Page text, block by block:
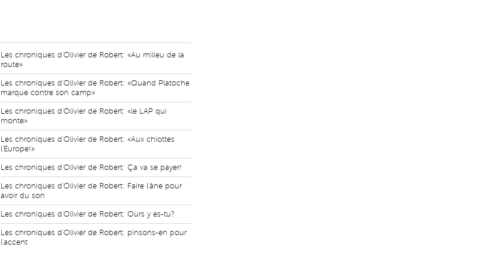
Les chroniques d'Olivier de Robert: «Au milieu de la
route»
Les chroniques d'Olivier de Robert: «Quand Platoche
marque contre son camp»
Les chroniques d'Olivier de Robert: «le LAP qui
monte»
Les chroniques d'Olivier de Robert: «Aux chiottes
l'Europe!»
Les chroniques d'Olivier de Robert: Ça va se payer!
Les chroniques d'Olivier de Robert: Faire l'âne pour
avoir du son
Les chroniques d'Olivier de Robert: Ours y es-tu?
Les chroniques d'Olivier de Robert: pinsons-en pour
l'accent